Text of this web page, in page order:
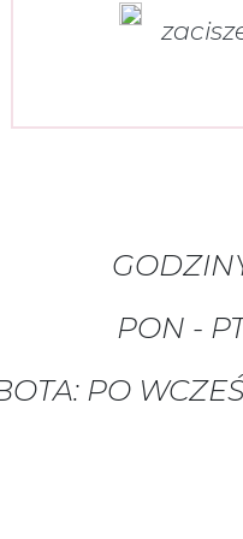
PON -
PO